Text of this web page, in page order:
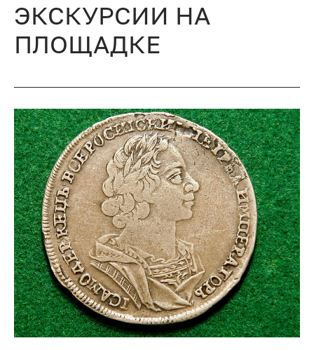
ЭКСКУРСИИ НА
ПЛОЩАДКЕ